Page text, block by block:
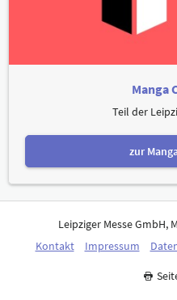
Manga
Teil der
zur
Leipziger Messe GmbH,
Kontakt
Impressum